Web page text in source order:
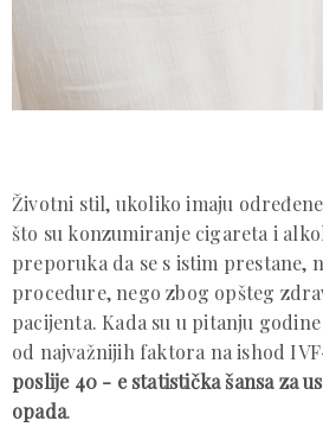
Životni stil, ukoliko imaju
što su konzumiranje cigareta i
preporuka da se s istim prestane,
procedure, nego zbog opšteg
pacijenta. Kada su u pitanju
od najvažnijih faktora na ishod
poslije 40 - e statistička šansa za
opada.